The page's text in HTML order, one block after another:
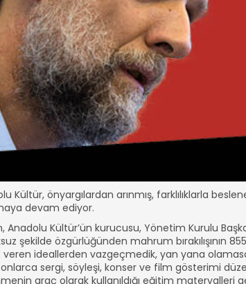
Kültür, önyargılardan arınmış, farklılıklarla
devam ediyor.
Anadolu Kültür’ün kurucusu, Yönetim Kurulu
şekilde özgürlüğünden mahrum bırakılışının
ideallerden vazgeçmedik, yan yana
onlarca sergi, söyleşi, konser ve film gösterimi
araç olarak kullanıldığı eğitim materyalleri